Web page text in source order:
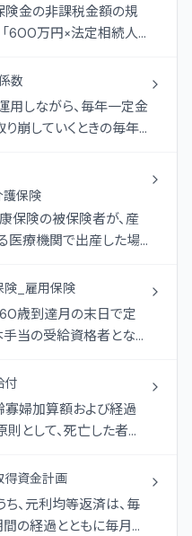
険金の非課税金額の規
「600万円×法定相続人
数
用しながら、毎年一定金
崩していくときの毎年
護保険
保険の被保険者が、産
医療機関で出産した場
険_雇用保険
歳到達月の末日で定
当の受給資格者となっ
付
寡婦加算額および経過
として、死亡した者の
分の額の（ ）に相当
得資金計画
、元利均等返済は、毎
間の経過とともに毎月の